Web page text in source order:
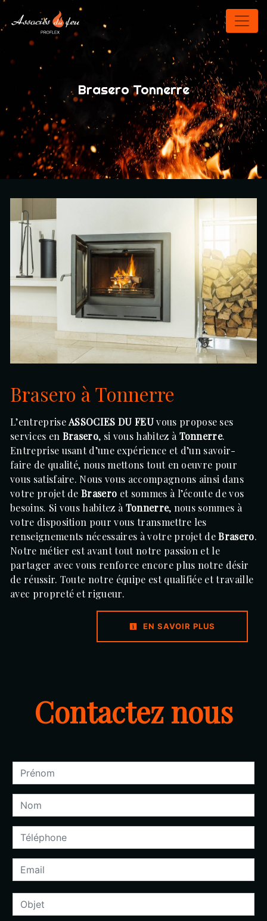
Panneau de gestion des cookies
Brasero Tonnerre
Brasero à Tonnerre
L’entrepriseASSOCIES DU FEUvous propose ses
services en Brasero, si vous habitez à Tonnerre.
Entreprise usant d’une expérience et d’un savoir-
faire de qualité, nous mettons tout en oeuvre pour
vous satisfaire. Nous vous accompagnons ainsi dans
votre projet deBrasero et sommes à l’écoute de vos
besoins. Si vous habitez à Tonnerre, nous sommes à
votre disposition pour vous transmettre les
renseignements nécessaires à votre projet deBrasero.
Notre métier est avant tout notre passion et le
partager avec vous renforce encore plus notre désir
de réussir. Toute notre équipe est qualifiée et travaille
avec propreté et rigueur.
EN SAVOIR PLUS
Contactez nous